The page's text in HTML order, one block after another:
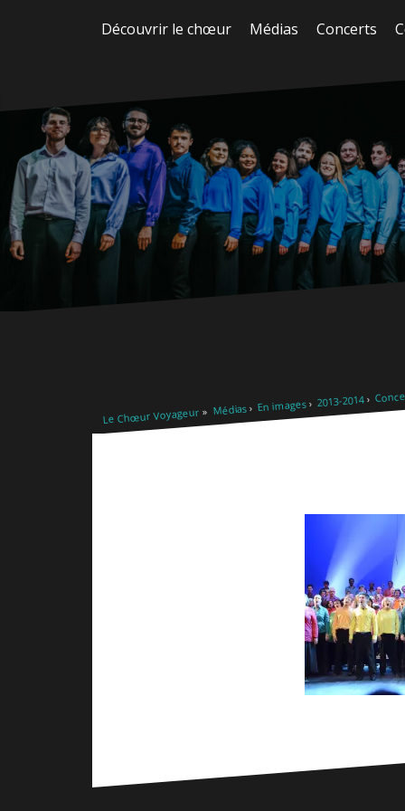
Découvrir le chœur Médias Concerts
Le Chœur Voyageur Médias En images 2013-2014